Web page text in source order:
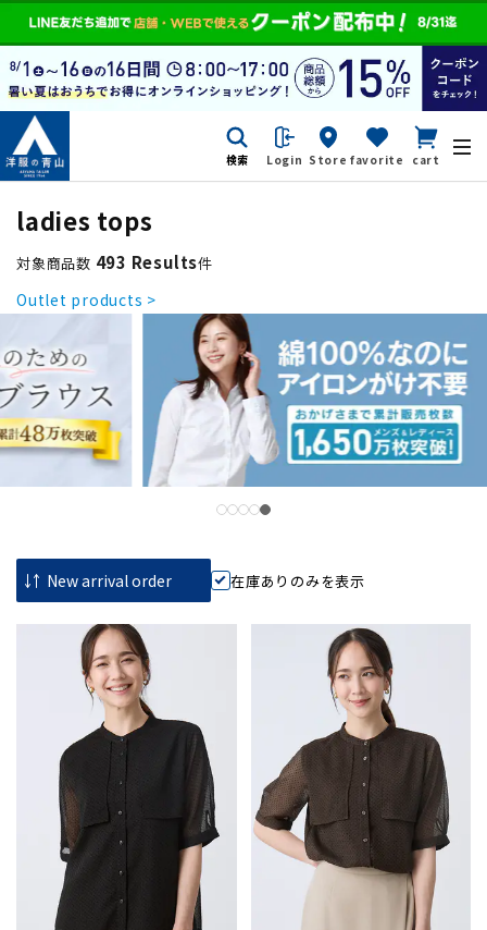
検索 Login Store favorite cart
ladies tops
対象商品数 493 Results件
Outlet products >
在庫ありのみを表示